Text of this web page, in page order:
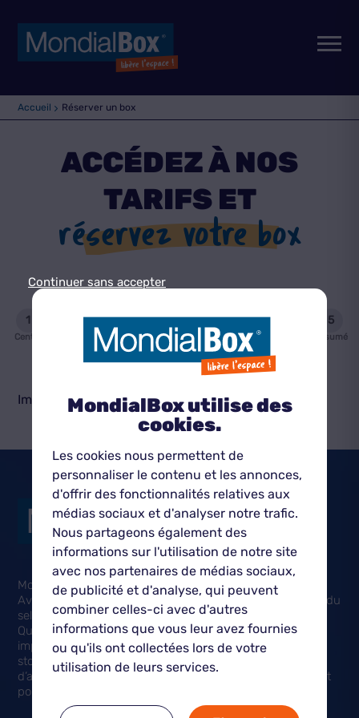
Accueil Réserver un box
ACCÉDEZ À NOS
TARIFS ET
réservez votre box
1
Centre
2
Informations
3
Prix
4
Données
contractuelles
5
Résumé
Impossible de charger cette étape.
MondialBox®, le self-stockage flexible et ouvert à tous.
Avec plus de 90 centres, MondialBox® est un des leader du
self-stockage mixte, proposant des box outdoor et indoor.
Que ce soit pour des projets planifiés ou des situations
imprévues, MondialBox® offre des solutions de self-
stockage simples et flexibles s’adaptant aux exigences
d’aujourd’hui, à chaque fois que le besoin s’en fait sentir et
pour tout le temps nécessaire.
Continuer sans accepter
MondialBox utilise des
cookies.
Les cookies nous permettent de
personnaliser le contenu et les annonces,
d'offrir des fonctionnalités relatives aux
médias sociaux et d'analyser notre trafic.
Nous partageons également des
informations sur l'utilisation de notre site
avec nos partenaires de médias sociaux,
de publicité et d'analyse, qui peuvent
combiner celles-ci avec d'autres
informations que vous leur avez fournies
ou qu'ils ont collectées lors de votre
utilisation de leurs services.